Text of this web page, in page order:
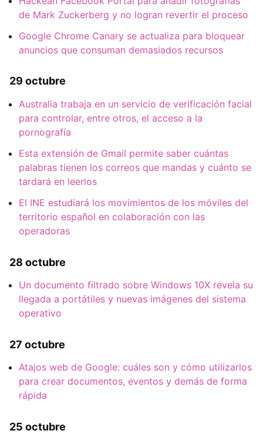
de Mark Zuckerberg y no logran revertir el proceso
Google Chrome Canary se actualiza para bloquear
anuncios que consuman demasiados recursos
29 octubre
Australia trabaja en un servicio de verificación facial
para controlar, entre otros, el acceso a la
pornografía
Esta extensión de Gmail permite saber cuántas
palabras tienen los correos que mandas y cuánto se
tardará en leerlos
El INE estudiará los movimientos de los móviles del
territorio español en colaboración con las
operadoras
28 octubre
Un documento filtrado sobre Windows 10X revela su
llegada a portátiles y nuevas imágenes del sistema
operativo
27 octubre
Atajos web de Google: cuáles son y cómo utilizarlos
para crear documentos, eventos y demás de forma
rápida
25 octubre